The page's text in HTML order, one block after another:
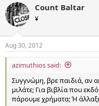
Count Baltar
¥
Aug 30, 2012
azimuthios said:
Συγγνώμη, βρε παιδιά, αν
μιλάτε; Για βιβλία που
πάρουμε χρήματα; Ή